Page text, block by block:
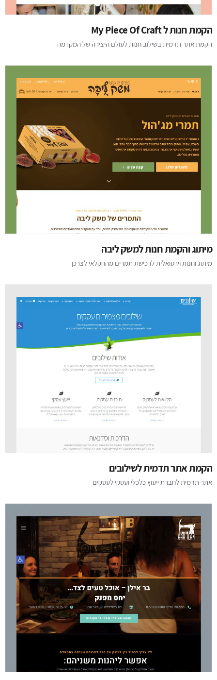
הקמת חנות ל My Piece Of Craft
הקמת אתר תדמית בשילוב חנות לעולם היצירה של המקרמה
מיתוג והקמת חנות למשק ליבה
מיתוג וחנות וירטואלית לרכישת תמרים מהחקלאי לצרכן
הקמת אתר תדמית לשילובים
אתר תדמית לחברת ייעוץ כלכלי ועסקי לעסקים